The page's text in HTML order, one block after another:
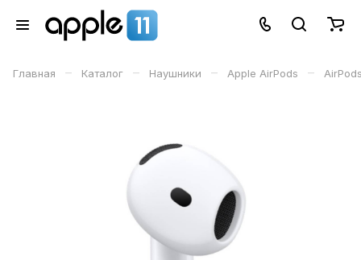
Главная – Каталог – Наушники – Apple AirPods –